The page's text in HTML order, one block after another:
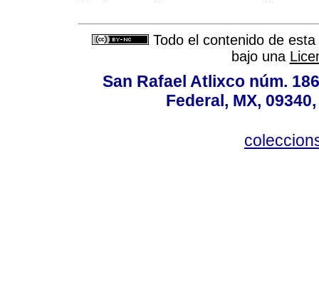
Todo el contenido de
bajo una
San Rafael Atlixco núm.
Federal, MX,